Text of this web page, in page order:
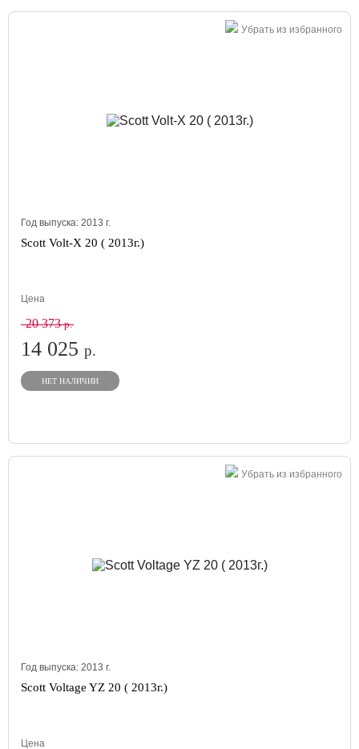
Убрать из избранного
Год выпуска: 2013 г.
Scott Volt-X 20 ( 2013г.)
Цена
20 373р.
14 025 р.
НЕТ НАЛИЧИИ
Убрать из избранного
Год выпуска: 2013 г.
Scott Voltage YZ 20 ( 2013г.)
Цена